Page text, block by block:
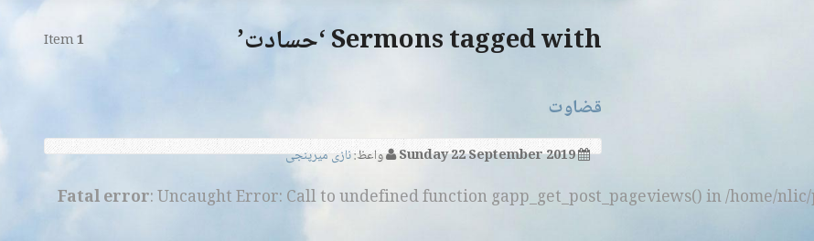
Sermons tagged with ‘حسادت’ 1
قضاوت
Sunday 22 September 2019 واعظ:نازی میرپنجی
Fatal error: Uncaught Error: Call to undefined function gapp_get_post_pageviews() in /